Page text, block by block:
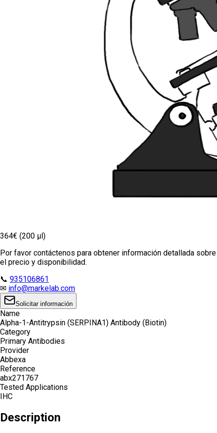
364€ (200 µl)
Por favor contáctenos para obtener información detallada sobre
el precio y disponibilidad.
📞 935106861
✉ info@markelab.com
Solicitar información
Name
Alpha-1-Antitrypsin (SERPINA1) Antibody (Biotin)
Category
Primary Antibodies
Provider
Abbexa
Reference
abx271767
Tested Applications
IHC
Description